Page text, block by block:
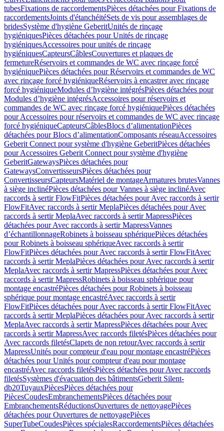
tubesFixations de raccordementsPièces détachées pour Fixations de
raccordementsJoints d'étanchéitéSets de vis pour assemblages de
bridesSystème d'hygiène GeberitUnités de rinçage
hygiéniquesPièces détachées pour Unités de rinçage
hygiéniquesAccessoires pour unités de rinçage
hygiéniquesCapteursCâblesCouvertures et plaques de
fermetureRéservoirs et commandes de WC avec rinçage forcé
hygiéniquePièces détachées pour Réservoirs et commandes de WC
avec rinçage forcé hygiéniqueRéservoirs à encastrer avec rinçage
forcé hygiéniqueModules d’hygiène intégrésPièces détachées pour
Modules d’hygiène intégrésAccessoires pour réservoirs et
commandes de WC avec rinçage forcé hygiéniquePièces détachées
pour Accessoires pour réservoirs et commandes de WC avec rinçage
forcé hygiéniqueCapteursCâblesBlocs d’alimentationPièces
détachées pour Blocs d’alimentationComposants réseauAccessoires
Geberit Connect pour système d'hygiène GeberitPièces détachées
pour Accessoires Geberit Connect pour système d'hygiène
GeberitGatewaysPièces détachées pour
GatewaysConvertisseursPièces détachées pour
ConvertisseursCapteursMatériel de montageArmatures brutesVannes
à siège inclinéPièces détachées pour Vannes à siège inclinéAvec
raccords à sertir FlowFitPièces détachées pour Avec raccords à sertir
FlowFitAvec raccords à sertir MeplaPièces détachées pour Avec
raccords à sertir MeplaAvec raccords à sertir MapressPièces
détachées pour Avec raccords à sertir MapressVannes
d’échantillonnageRobinets à boisseau sphériquePièces détachées
pour Robinets à boisseau sphériqueAvec raccords à sertir
FlowFitPièces détachées pour Avec raccords à sertir FlowFitAvec
raccords à sertir MeplaPièces détachées pour Avec raccords à sertir
MeplaAvec raccords à sertir MapressPièces détachées pour Avec
raccords à sertir MapressRobinets à boisseau sphérique pour
montage encastréPièces détachées pour Robinets à boisseau
sphérique pour montage encastréAvec raccords à sertir
FlowFitPièces détachées pour Avec raccords à sertir FlowFitAvec
raccords à sertir MeplaPièces détachées pour Avec raccords à sertir
MeplaAvec raccords à sertir MapressPièces détachées pour Avec
raccords à sertir MapressAvec raccords filetésPièces détachées pour
Avec raccords filetésClapets de non retourAvec raccords à sertir
MapressUnités pour compteur d'eau pour montage encastréPièces
détachées pour Unités pour compteur d'eau pour montage
encastréAvec raccords filetésPièces détachées pour Avec raccords
filetésSystèmes d'évacuation des bâtimentsGeberit Silent-
db20TuyauxPiècesPièces détachées pour
PiècesCoudesEmbranchementsPièces détachées pour
EmbranchementsRéductionsOuvertures de nettoyagePièces
détachées pour Ouvertures de nettoyagePièces
SuperTubeCoudesPièces spécialesRaccordementsPièces détachées